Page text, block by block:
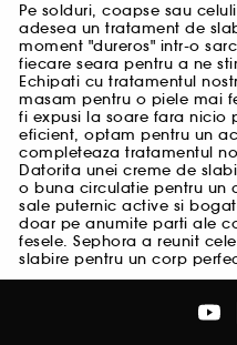
Pe solduri, coapse sau
adesea un tratament de
moment "dureros" intr-o
fiecare seara pentru a ne
Echipati cu tratamentul
masam pentru o piele mai
fi expusi la soare fara nicio
eficient, optam pentru un
completeaza tratamentul
Datorita unei creme de
o buna circulatie pentru un
sale puternic active si
doar pe anumite parti ale
fesele. Sephora a reunit
slabire pentru un corp